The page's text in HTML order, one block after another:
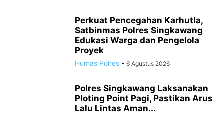
Perkuat Pencegahan Karhutla,
Satbinmas Polres Singkawang
Edukasi Warga dan Pengelola
Proyek
Humas Polres - 6 Agustus 2026
Polres Singkawang Laksanakan
Ploting Point Pagi, Pastikan Arus
Lalu Lintas Aman...